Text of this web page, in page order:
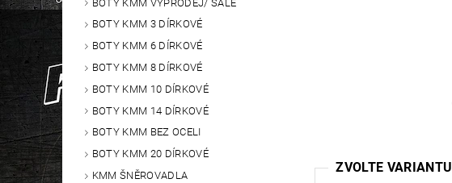
BOTY KMM VÝPRODEJ/ SALE
BOTY KMM 3 DÍRKOVÉ
BOTY KMM 6 DÍRKOVÉ
BOTY KMM 8 DÍRKOVÉ
BOTY KMM 10 DÍRKOVÉ
BOTY KMM 14 DÍRKOVÉ
BOTY KMM BEZ OCELI
BOTY KMM 20 DÍRKOVÉ
KMM ŠNĚROVADLA
ZVOLTE VARIANTU